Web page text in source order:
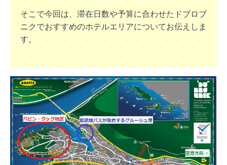
そこで今回は、滞在日数や予算に合わせたドブロブ
ニクでおすすめのホテルエリアについてお伝えしま
す。